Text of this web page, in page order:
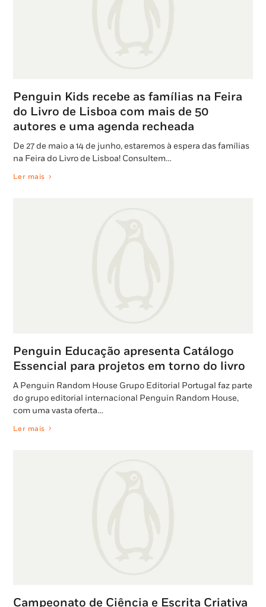
Penguin Kids recebe as famílias na Feira
do Livro de Lisboa com mais de 50
autores e uma agenda recheada
De 27 de maio a 14 de junho, estaremos à espera das famílias
na Feira do Livro de Lisboa! Consultem…
Ler mais
Penguin Educação apresenta Catálogo
Essencial para projetos em torno do livro
A Penguin Random House Grupo Editorial Portugal faz parte
do grupo editorial internacional Penguin Random House,
com uma vasta oferta…
Ler mais
Campeonato de Ciência e Escrita Criativa